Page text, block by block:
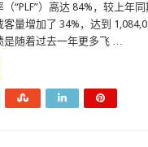
“PLF”）高达 84%，较上年
客量增加了 34%，达到
是随着过去一年更多飞 …